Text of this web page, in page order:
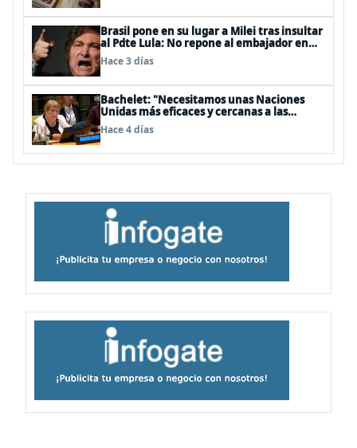
Brasil pone en su lugar a Milei tras insultar
al Pdte Lula: No repone al embajador en
BBSS y rebaja la relación bilateral
Hace 3 días
Bachelet: "Necesitamos unas Naciones
Unidas más eficaces y cercanas a las
personas"
Hace 4 días